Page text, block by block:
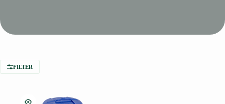
FILTER